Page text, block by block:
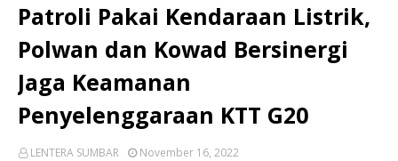
Patroli Pakai Kendaraan Listrik,
Polwan dan Kowad Bersinergi
Jaga Keamanan
Penyelenggaraan KTT G20
LENTERA SUMBAR November 16, 2022